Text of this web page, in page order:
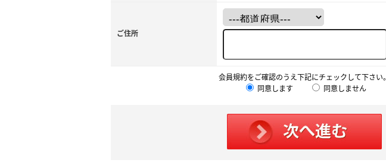
ご住所
会員規約をご確認のうえ下記にチェックして下さい。
同意します
同意しません